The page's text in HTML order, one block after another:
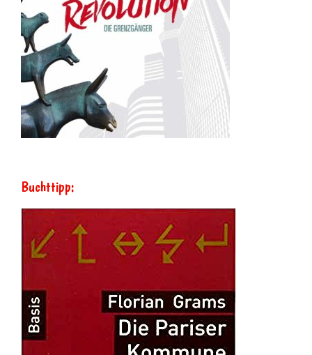
Buchttipp: